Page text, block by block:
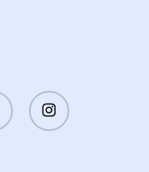
instagram